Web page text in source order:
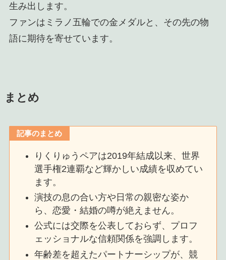
生み出します。
ファンはミラノ五輪での金メダルと、その先の物
語に期待を寄せています。
まとめ
記事のまとめ
りくりゅうペアは2019年結成以来、世界
選手権2連覇など輝かしい成績を収めてい
ます。
演技の息の合い方や日常の親密な姿か
ら、恋愛・結婚の噂が絶えません。
公式には交際を公表しておらず、プロフ
ェッショナルな信頼関係を強調します。
年齢差を超えたパートナーシップが、競